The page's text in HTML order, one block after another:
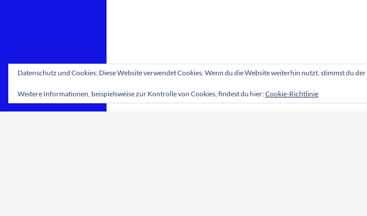
Datenschutz und Cookies: Diese Website verwendet Cookies. Wenn du die Website weiterhin nutzt, stimmst du
Weitere Informationen, beispielsweise zur Kontrolle von Cookies, findest du hier:Cookie-Richtlinie